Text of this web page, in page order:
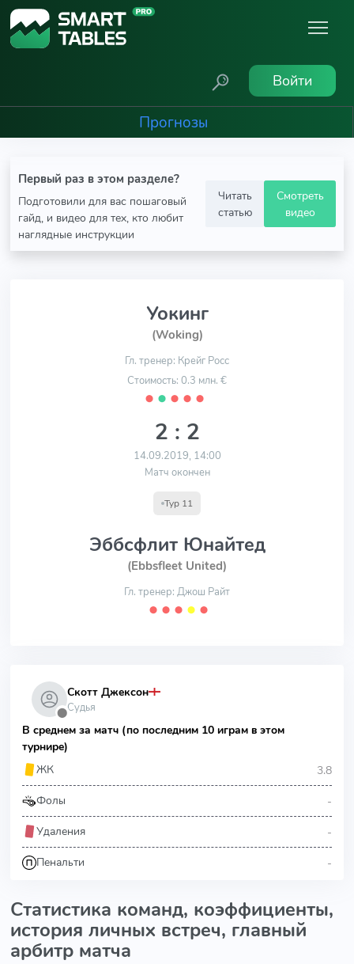
Войти
Прогнозы
Первый раз в этом разделе?
Подготовили для вас пошаговый
гайд, и видео для тех, кто любит
наглядные инструкции
Читать
статью
Смотреть
видео
Уокинг
(Woking)
Гл. тренер: Крейг Росс
Стоимость: 0.3 млн. €
⬤ ⬤ ⬤ ⬤ ⬤
2 : 2
14.09.2019, 14:00
Матч окончен
Тур 11
Эббсфлит Юнайтед
(Ebbsfleet United)
Гл. тренер: Джош Райт
⬤ ⬤ ⬤ ⬤ ⬤
⬤
Скотт Джексон
Судья
В среднем за матч (по последним 10 играм в этом
турнире)
ЖК
3.8
Фолы -
Удаления -
Пенальти -
Статистика команд, коэффициенты,
история личных встреч, главный
арбитр матча